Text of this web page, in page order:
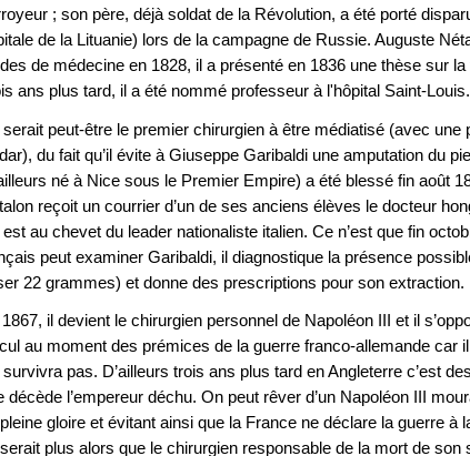
; son père, déjà soldat de la Révolution, a été porté
de la Lituanie) lors de la campagne de Russie. Auguste
de médecine en 1828, il a présenté en 1836 une thèse sur
ans plus tard, il a été nommé professeur à l'hôpital Saint-Louis.
peut-être le premier chirurgien à être médiatisé (avec une
du fait qu’il évite à Giuseppe Garibaldi une amputation du
né à Nice sous le Premier Empire) a été blessé fin août
reçoit un courrier d’un de ses anciens élèves le docteur
est au chevet du leader nationaliste italien. Ce n’est que fin
peut examiner Garibaldi, il diagnostique la présence
22 grammes) et donne des prescriptions pour son extraction.
il devient le chirurgien personnel de Napoléon III et il
au moment des prémices de la guerre franco-allemande car
survivra pas. D’ailleurs trois ans plus tard en Angleterre c’est
décède l’empereur déchu. On peut rêver d’un Napoléon III
gloire et évitant ainsi que la France ne déclare la guerre à
plus alors que le chirurgien responsable de la mort de